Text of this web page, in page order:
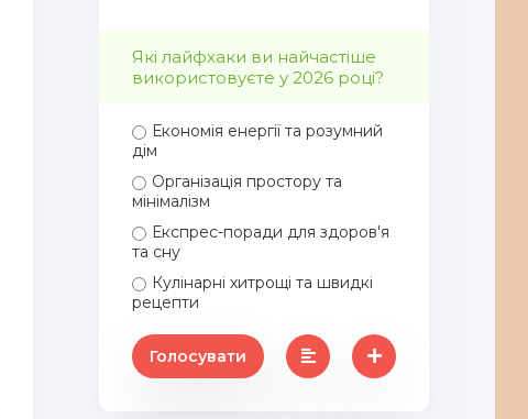
Які лайфхаки ви найчастіше
використовуєте у 2026 році?
Економія енергії та розумний
дім
Організація простору та
мінімалізм
Експрес-поради для здоров'я
та сну
Кулінарні хитрощі та швидкі
рецепти
Голосувати